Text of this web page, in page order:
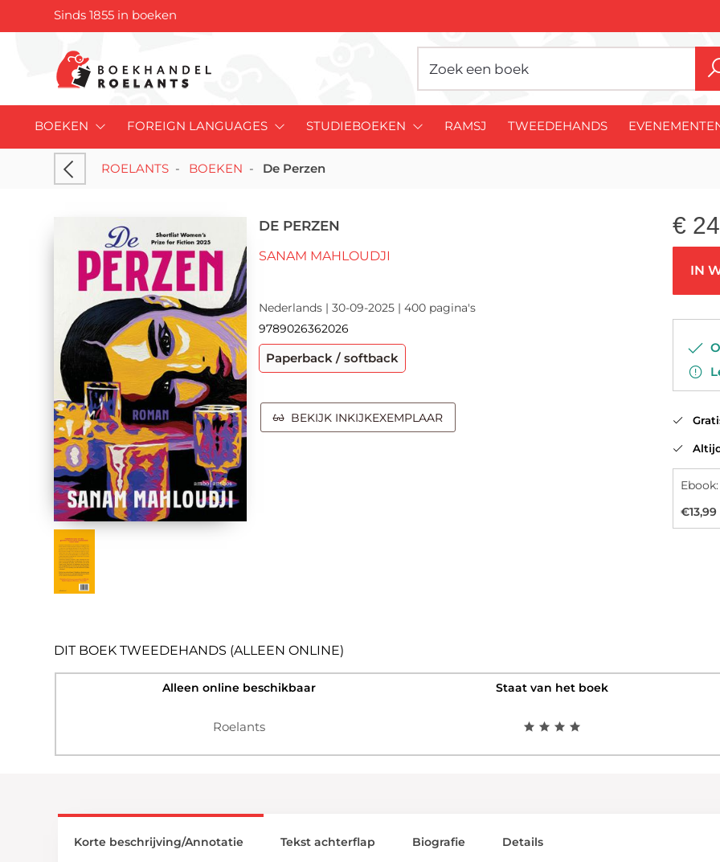
Sinds 1855 in boeken
BOEKEN FOREIGN LANGUAGES STUDIEBOEKEN RAMSJ TWEEDEHANDS
ROELANTS - BOEKEN - De Perzen
DE PERZEN
SANAM MAHLOUDJI
Nederlands | 30-09-2025 | 400 pagina's
9789026362026
Paperback / softback
BEKIJK INKIJKEXEMPLAAR
€
IN
Altijd
€13,99
DIT BOEK TWEEDEHANDS (ALLEEN ONLINE)
Alleen online beschikbaar Staat van het boek
Roelants
Korte beschrijving/Annotatie Tekst achterflap Biografie Details